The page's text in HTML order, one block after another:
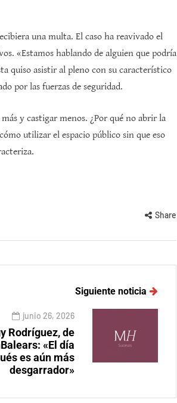
una multa. El caso ha reavivado el
«Estamos hablando de alguien que podría
quiso asistir al pleno con su característico
por las fuerzas de seguridad.
y castigar menos. ¿Por qué no abrir la
utilizar el espacio público sin que eso
Share
Siguiente noticia
junio 26, 2026
Rodríguez, de
«El día
es aún más
desgarrador»